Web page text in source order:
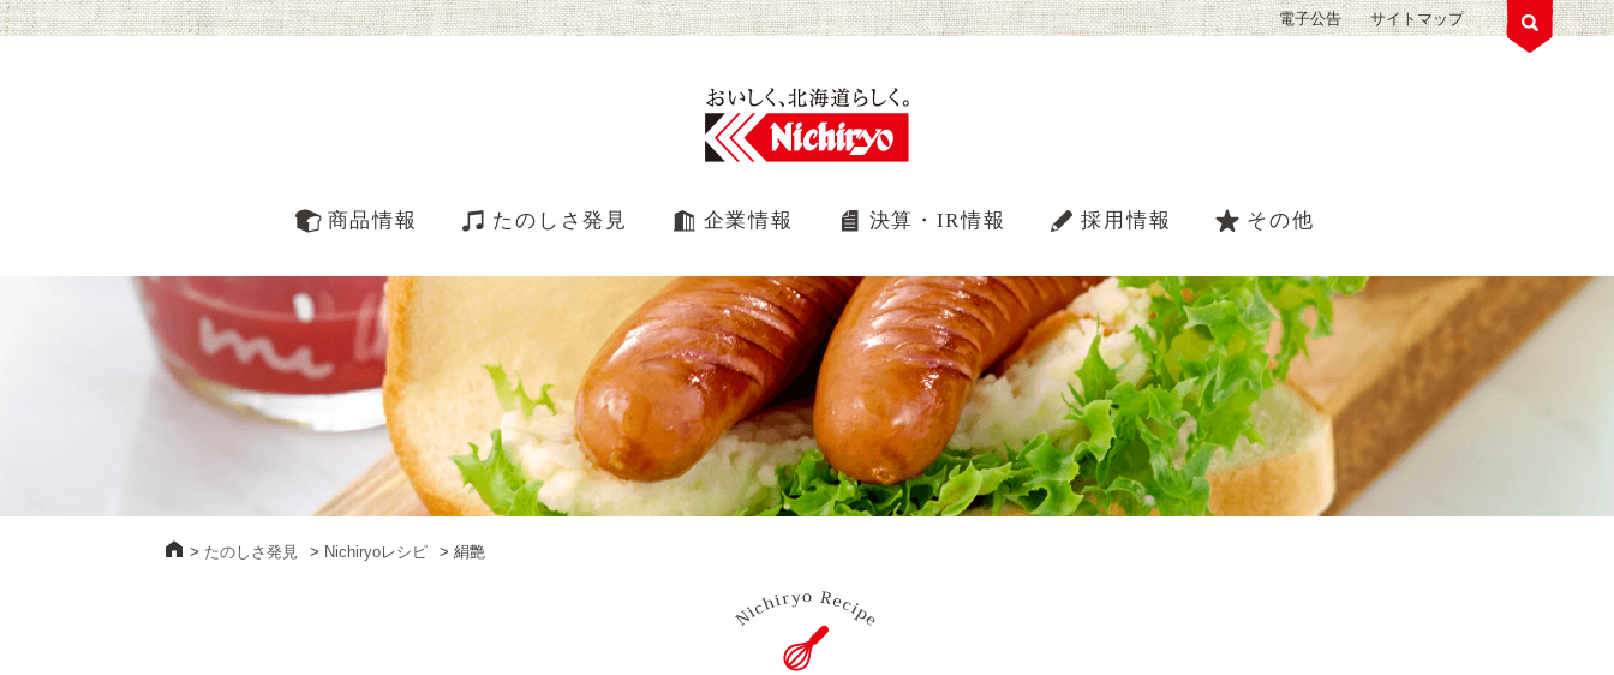
商品情報 たのしさ発見 企業情報 決算・IR情報 採用情報 その他
電子公告 サイトマップ
> たのしさ発見 > Nichiryoレシピ > 絹艶